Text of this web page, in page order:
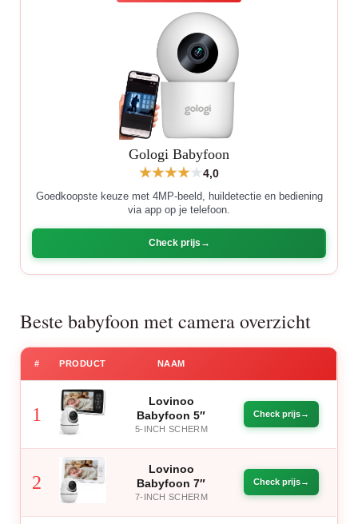
Gologi Babyfoon
4,0
Goedkoopste keuze met 4MP-beeld, huildetectie en bediening
via app op je telefoon.
Check prijs
Beste babyfoon met camera overzicht
# PRODUCT NAAM
1
Lovinoo
Babyfoon 5″
5-INCH SCHERM
Check prijs
2
Lovinoo
Babyfoon 7″
7-INCH SCHERM
Check prijs